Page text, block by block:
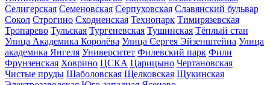
Селигерская Семеновская Серпуховская Славянский бульвар
Сокол Строгино Сходненская Технопарк Тимирязевская
Тропарево Тульская Тургеневская Тушинская Тёплый стан
Улица Академика Королёва Улица Сергея Эйзенштейна Улица
академика Янгеля Университет Филевский парк Фили
Фрунзенская Ховрино ЦСКА Царицыно Чертановская
Чистые пруды Шаболовская Щелковская Щукинская